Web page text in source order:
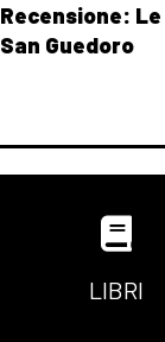
Recensione:
San Guedoro
LIBRI